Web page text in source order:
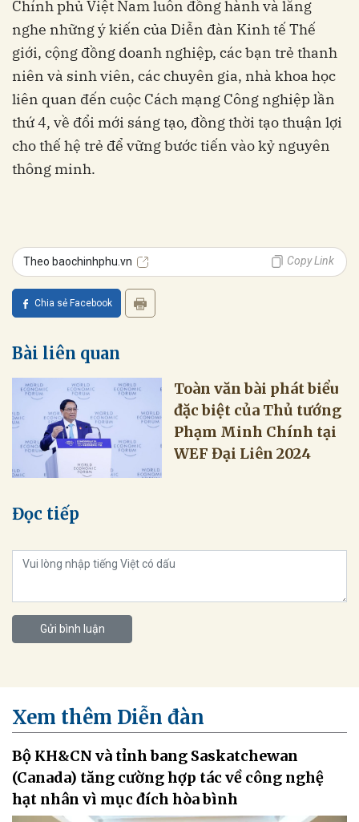
Chính phủ Việt Nam luôn đồng hành và lắng
nghe những ý kiến của Diễn đàn Kinh tế Thế
giới, cộng đồng doanh nghiệp, các bạn trẻ thanh
niên và sinh viên, các chuyên gia, nhà khoa học
liên quan đến cuộc Cách mạng Công nghiệp lần
thứ 4, về đổi mới sáng tạo, đồng thời tạo thuận lợi
cho thế hệ trẻ để vững bước tiến vào kỷ nguyên
thông minh.
Theo baochinhphu.vn Copy Link
Chia sẻ Facebook
Bài liên quan
Toàn văn bài phát biểu
đặc biệt của Thủ tướng
Phạm Minh Chính tại
WEF Đại Liên 2024
Đọc tiếp
Gửi bình luận
Xem thêm Diễn đàn
Bộ KH&CN và tỉnh bang Saskatchewan
(Canada) tăng cường hợp tác về công nghệ
hạt nhân vì mục đích hòa bình